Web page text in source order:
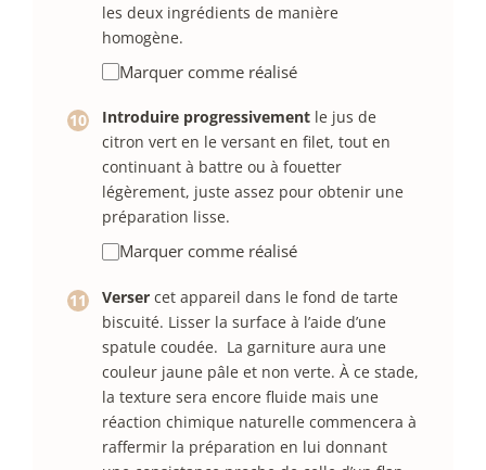
les deux ingrédients de manière
homogène.
Marquer comme réalisé
Introduire progressivement le jus de
citron vert en le versant en filet, tout en
continuant à battre ou à fouetter
légèrement, juste assez pour obtenir une
préparation lisse.
Marquer comme réalisé
Verser cet appareil dans le fond de tarte
biscuité. Lisser la surface à l’aide d’une
spatule coudée. La garniture aura une
couleur jaune pâle et non verte. À ce stade,
la texture sera encore fluide mais une
réaction chimique naturelle commencera à
raffermir la préparation en lui donnant